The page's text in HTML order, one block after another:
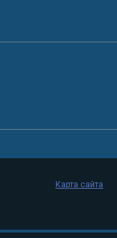
Карта сайта